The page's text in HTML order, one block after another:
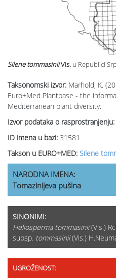
Taksonomski izvor: Marhold, K.
Euro+Med Plantbase - the
Mediterranean plant diversity.
Izvor podataka o rasprostranjenju:
ID imena u bazi: 31581
Takson u EURO+MED: Silene
Silene tommasiniiVis. u Republici
NARODNA IMENA:
Tomazinijeva pušina
SINONIMI:
Heliosperma tommasinii(Vis.)
subsp. tommasinii(Vis.)
UGROŽENOST: